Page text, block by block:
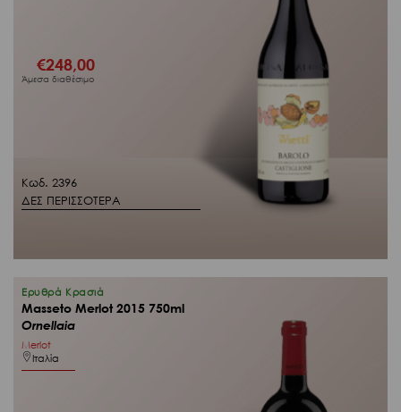
Κωδ. 2396
ΔΕΣ ΠΕΡΙΣΣΟΤΕΡΑ
€248,00
Άμεσα διαθέσιμο
Ερυθρά Κρασιά
Masseto Merlot 2015 750ml
Ornellaia
Merlot
Ιταλία